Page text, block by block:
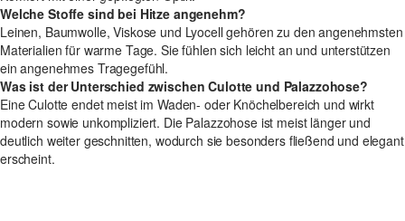
Welche Stoffe sind bei Hitze angenehm?
Leinen, Baumwolle, Viskose und Lyocell gehören zu den angenehmsten
Materialien für warme Tage. Sie fühlen sich leicht an und unterstützen
ein angenehmes Tragegefühl.
Was ist der Unterschied zwischen Culotte und Palazzohose?
Eine Culotte endet meist im Waden- oder Knöchelbereich und wirkt
modern sowie unkompliziert. Die Palazzohose ist meist länger und
deutlich weiter geschnitten, wodurch sie besonders fließend und elegant
erscheint.